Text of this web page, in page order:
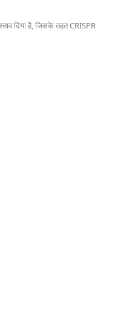
दिया है, जिसके तहत CRISPR